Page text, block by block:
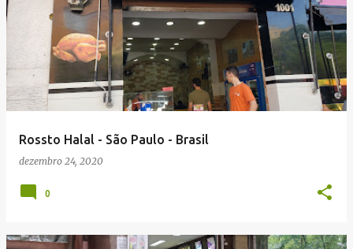
Rossto Halal - São Paulo - Brasil
dezembro 24, 2020
0